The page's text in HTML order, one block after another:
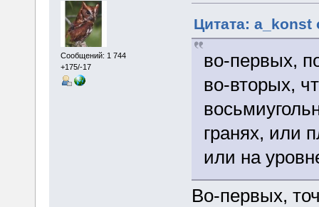
Сообщений: 1 744
+175/-17
Цитата: a_konst
во-первых,
во-вторых,
гранях, или
или на
Во-первых,